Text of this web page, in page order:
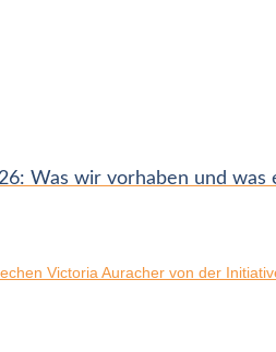
Was wir vorhaben und
Victoria Auracher von der